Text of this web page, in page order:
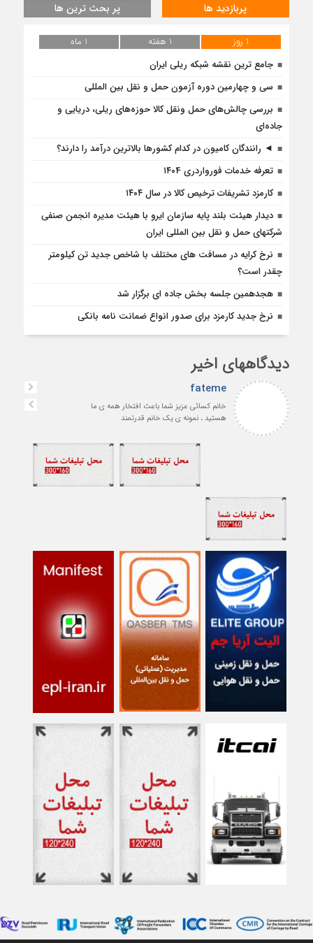
پربازدید ها پر بحث ترین ها
1 روز 1 هفته
1 ماه
جامع ترین نقشه شبکه ریلی ایران
سی و چهارمین دوره آزمون حمل و نقل بین المللی
بررسی چالش‌های حمل ونقل کالا حوزه‌های ریلی، دریایی و
جاده‌ای
◄ رانندگان کامیون در کدام کشورها بالاترین درآمد را دارند؟
تعرفه خدمات فورواردری ۱۴۰4
کارمزد تشریفات ترخیص کالا در سال ۱۴۰۴
دیدار هیئت بلند پایه سازمان ایرو با هیئت مدیره انجمن صنفی
شرکتهای حمل و نقل بین المللی ایران
نرخ کرایه در مسافت‌ های مختلف با شاخص جدید تن کیلومتر
چقدر است؟
هجدهمین جلسه بخش جاده ای برگزار شد
نرخ جدید کارمزد برای صدور انواع ضمانت نامه بانکی
دیدگاههای اخیر
fateme
خانم کسائی عزیز شما باعث افتخار همه ی ما
هستید ، نمونه ی یک خانم قدرتمند